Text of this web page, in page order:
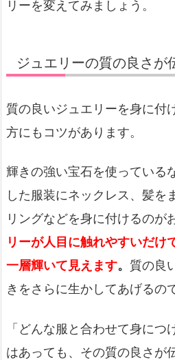
リーを変えてみましょう。
ジュエリーの質の良さが
質の良いジュエリーを身に付
方にもコツがあります。
輝きの強い宝石を使っている
した服装にネックレス、髪を
リングなどを身に付けるのが
リーが人目に触れやすいだけ
一層輝いて見えます。 質の良
きをさらに生かしてあげるの
「どんな服と合わせて身につ
はあっても、その質の良さが